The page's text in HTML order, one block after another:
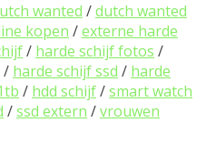
wanted /dutch wanted
kopen /externe harde
/ harde schijf fotos /
/ harde schijf ssd / harde
/ hdd schijf/smart watch
/ssd extern /vrouwen